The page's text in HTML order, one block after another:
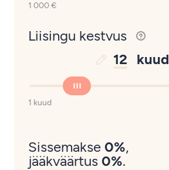
1 000 €
Liisingu kestvus
12
kuud
1 kuud
Sissemakse 0%,
jääkväärtus 0%.